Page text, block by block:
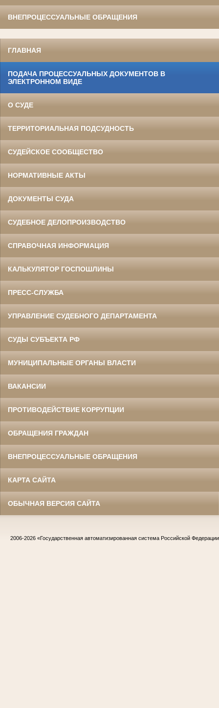
ВНЕПРОЦЕССУАЛЬНЫЕ ОБРАЩЕНИЯ
ГЛАВНАЯ
ПОДАЧА ПРОЦЕССУАЛЬНЫХ ДОКУМЕНТОВ В
ЭЛЕКТРОННОМ ВИДЕ
О СУДЕ
ТЕРРИТОРИАЛЬНАЯ ПОДСУДНОСТЬ
СУДЕЙСКОЕ СООБЩЕСТВО
НОРМАТИВНЫЕ АКТЫ
ДОКУМЕНТЫ СУДА
СУДЕБНОЕ ДЕЛОПРОИЗВОДСТВО
СПРАВОЧНАЯ ИНФОРМАЦИЯ
КАЛЬКУЛЯТОР ГОСПОШЛИНЫ
ПРЕСС-СЛУЖБА
УПРАВЛЕНИЕ СУДЕБНОГО ДЕПАРТАМЕНТА
СУДЫ СУБЪЕКТА РФ
МУНИЦИПАЛЬНЫЕ ОРГАНЫ ВЛАСТИ
ВАКАНСИИ
ПРОТИВОДЕЙСТВИЕ КОРРУПЦИИ
ОБРАЩЕНИЯ ГРАЖДАН
ВНЕПРОЦЕССУАЛЬНЫЕ ОБРАЩЕНИЯ
КАРТА САЙТА
ОБЫЧНАЯ ВЕРСИЯ САЙТА
2006-2026 «Государственная автоматизированная система Российской